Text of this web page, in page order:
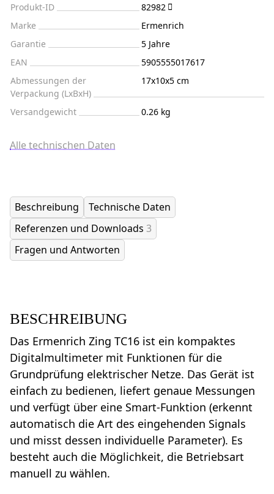
Produkt-ID
82982
Marke
Ermenrich
Garantie
5 Jahre
EAN
5905555017617
Abmessungen der
Verpackung (LxBxH)
17x10x5 cm
Versandgewicht 0.26 kg
Alle technischen Daten
Beschreibung
Technische Daten
Referenzen und Downloads 3
Fragen und Antworten
BESCHREIBUNG
Das Ermenrich Zing TC16 ist ein kompaktes
Digitalmultimeter mit Funktionen für die
Grundprüfung elektrischer Netze. Das Gerät ist
einfach zu bedienen, liefert genaue Messungen
und verfügt über eine Smart-Funktion (erkennt
automatisch die Art des eingehenden Signals
und misst dessen individuelle Parameter). Es
besteht auch die Möglichkeit, die Betriebsart
manuell zu wählen.